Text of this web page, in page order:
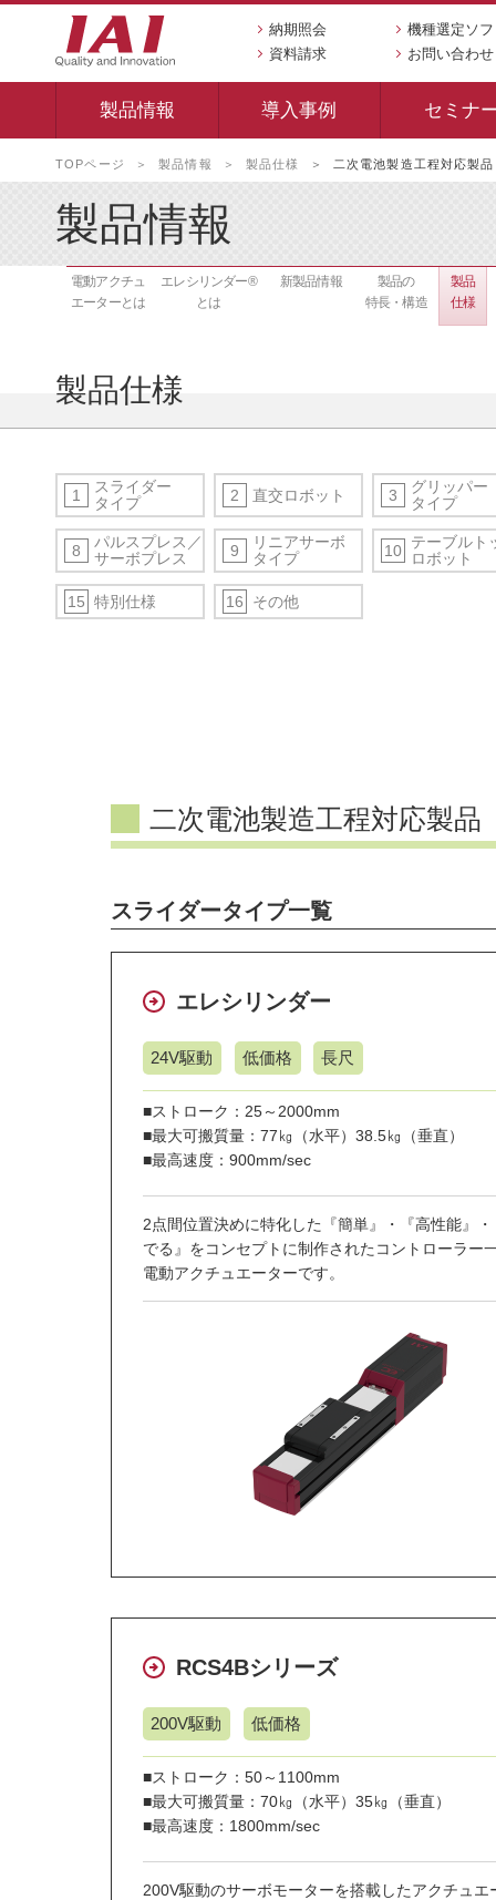
納期照会
機種選定ソ
資料請求
お問い合わせ
製品情報 導入事例 セミナ
TOPページ 製品情報 製品仕様 二次電池製造工程対応製品
製品情報
電動アクチュ
エーターとは
エレシリンダー®
とは
新製品情報
製品の
特長・構造
製品
仕様
製品仕様
1
スライダー
タイプ
2 直交ロボット 3
グリッパー
タイプ
8
パルスプレス／
サーボプレス
9
リニアサーボ
タイプ
10 テーブルト
ロボット
15 特別仕様 16 その他
二次電池製造工程対応製品
スライダータイプ一覧
エレシリンダー
24V駆動 低価格 長尺
■ストローク：25～2000mm
■最大可搬質量：77㎏（水平）38.5㎏（垂直）
■最高速度：900mm/sec
2点間位置決めに特化した『簡単』・『高性能』
でる』をコンセプトに制作されたコントローラー
電動アクチュエーターです。
RCS4Bシリーズ
200V駆動 低価格
■ストローク：50～1100mm
■最大可搬質量：70㎏（水平）35㎏（垂直）
■最高速度：1800mm/sec
200V駆動のサーボモーターを搭載したアクチュエ